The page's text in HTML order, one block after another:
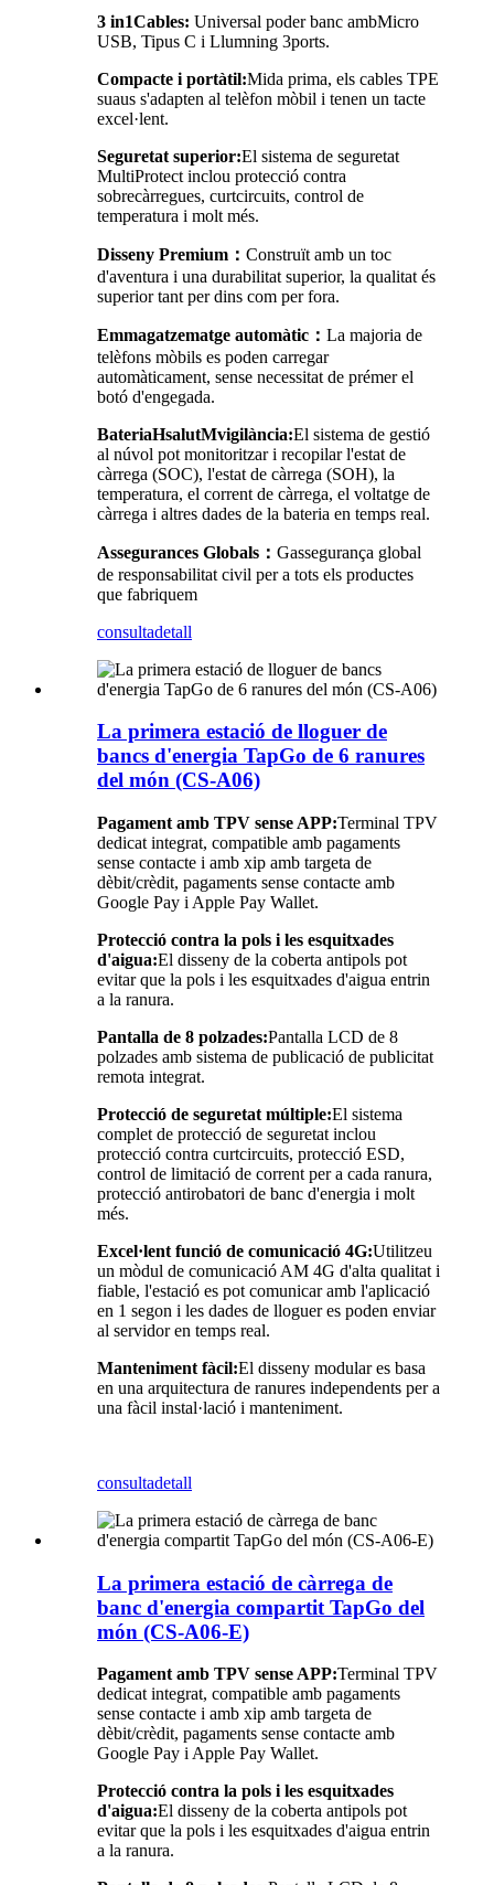
3 in1Cables: Universal poder banc ambMicro
USB, Tipus C i Llumning 3ports.
Compacte i portàtil:Mida prima, els cables TPE
suaus s'adapten al telèfon mòbil i tenen un tacte
excel·lent.
Seguretat superior:El sistema de seguretat
MultiProtect inclou protecció contra
sobrecàrregues, curtcircuits, control de
temperatura i molt més.
Disseny Premium ： Construït amb un toc
d'aventura i una durabilitat superior, la qualitat és
superior tant per dins com per fora.
Emmagatzematge automàtic ： La majoria de
telèfons mòbils es poden carregar
automàticament, sense necessitat de prémer el
botó d'engegada.
BateriaHsalutMvigilància:El sistema de gestió
al núvol pot monitoritzar i recopilar l'estat de
càrrega (SOC), l'estat de càrrega (SOH), la
temperatura, el corrent de càrrega, el voltatge de
càrrega i altres dades de la bateria en temps real.
Assegurances Globals ： Gassegurança global
de responsabilitat civil per a tots els productes
que fabriquem
consultadetall
La primera estació de lloguer de
bancs d'energia TapGo de 6 ranures
del món (CS-A06)
Pagament amb TPV sense APP:Terminal TPV
dedicat integrat, compatible amb pagaments
sense contacte i amb xip amb targeta de
dèbit/crèdit, pagaments sense contacte amb
Google Pay i Apple Pay Wallet.
Protecció contra la pols i les esquitxades
d'aigua:El disseny de la coberta antipols pot
evitar que la pols i les esquitxades d'aigua entrin
a la ranura.
Pantalla de 8 polzades:Pantalla LCD de 8
polzades amb sistema de publicació de publicitat
remota integrat.
Protecció de seguretat múltiple:El sistema
complet de protecció de seguretat inclou
protecció contra curtcircuits, protecció ESD,
control de limitació de corrent per a cada ranura,
protecció antirobatori de banc d'energia i molt
més.
Excel·lent funció de comunicació 4G:Utilitzeu
un mòdul de comunicació AM 4G d'alta qualitat i
fiable, l'estació es pot comunicar amb l'aplicació
en 1 segon i les dades de lloguer es poden enviar
al servidor en temps real.
Manteniment fàcil:El disseny modular es basa
en una arquitectura de ranures independents per a
una fàcil instal·lació i manteniment.
consultadetall
La primera estació de càrrega de
banc d'energia compartit TapGo del
món (CS-A06-E)
Pagament amb TPV sense APP:Terminal TPV
dedicat integrat, compatible amb pagaments
sense contacte i amb xip amb targeta de
dèbit/crèdit, pagaments sense contacte amb
Google Pay i Apple Pay Wallet.
Protecció contra la pols i les esquitxades
d'aigua:El disseny de la coberta antipols pot
evitar que la pols i les esquitxades d'aigua entrin
a la ranura.